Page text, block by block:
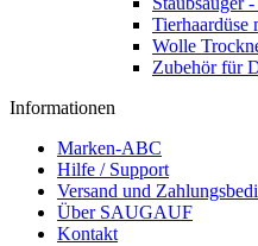
Tierhaardüse
Wolle
Zubehör für
Informationen
Marken-ABC
Hilfe / Support
Versand und
Über SAUGAUF
Kontakt